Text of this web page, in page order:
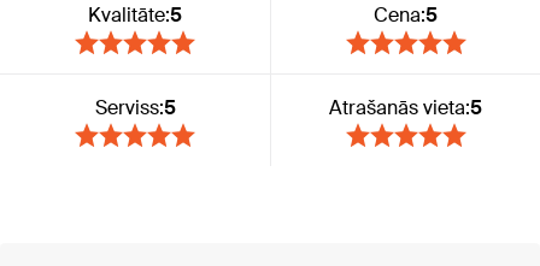
Kvalitāte:5 Cena:5
Serviss:5 Atrašanās vieta:5